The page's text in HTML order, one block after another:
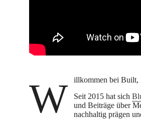
Willkommen bei
Seit 2015 hat sich
und Beiträge über
nachhaltig prägen